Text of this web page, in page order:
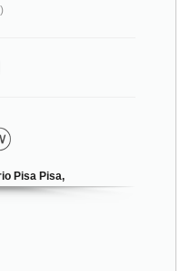
Pisa Pisa,